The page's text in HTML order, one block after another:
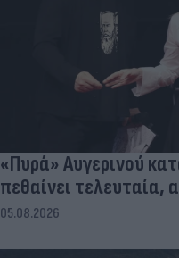
«Πυρά» Αυγερινού
πεθαίνει τελευταία,
05.08.2026